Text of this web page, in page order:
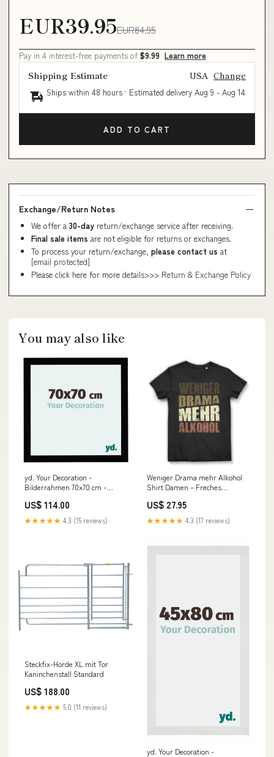
EUR39.95EUR84.95
Pay in 4 interest-free payments of $9.99 Learn more
Shipping Estimate USA Change
Ships within 48 hours · Estimated delivery Aug 9 - Aug 14
ADD TO CART
Exchange/Return Notes
We offer a 30-day return/exchange service after receiving.
Final sale items are not eligible for returns or exchanges.
To process your return/exchange, please contact us at
[email protected]
Please click here for more details>>> Return & Exchange Policy
You may also like
yd. Your Decoration -
Bilderrahmen 70x70 cm -
Acrylglas - Antireflex - Ausg
prod
US$ 114.00
★★★★★ 4.3 (15 reviews)
Weniger Drama mehr Alkohol
Shirt Damen – Freches
Farbe:Black
US$ 27.95
★★★★★ 4.3 (17 reviews)
Steckfix-Horde XL mit Tor
Kaninchenstall Standard
US$ 188.00
★★★★★ 5.0 (11 reviews)
yd. Your Decoration -